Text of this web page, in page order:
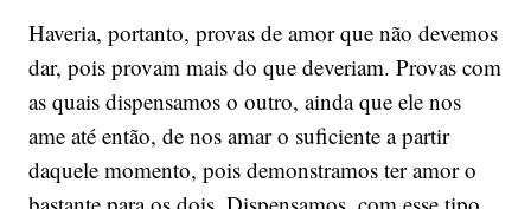
Haveria, portanto, provas de amor que não devemos
dar, pois provam mais do que deveriam. Provas com
as quais dispensamos o outro, ainda que ele nos
ame até então, de nos amar o suficiente a partir
daquele momento, pois demonstramos ter amor o